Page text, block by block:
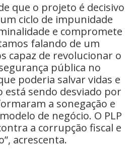
que o projeto é decisivo
ciclo de impunidade
e compromete
falando de um
capaz de revolucionar o
pública no
poderia salvar vidas e
está sendo desviado por
a sonegação e
de negócio. O PLP
a corrupção fiscal e
acrescenta.